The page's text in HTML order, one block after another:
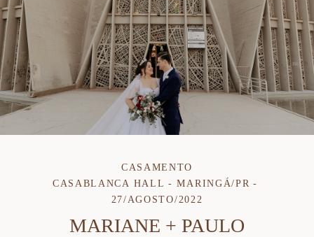
CASAMENTO
CASABLANCA HALL - MARINGÁ/PR
27/AGOSTO/2022
MARIANE + PAULO